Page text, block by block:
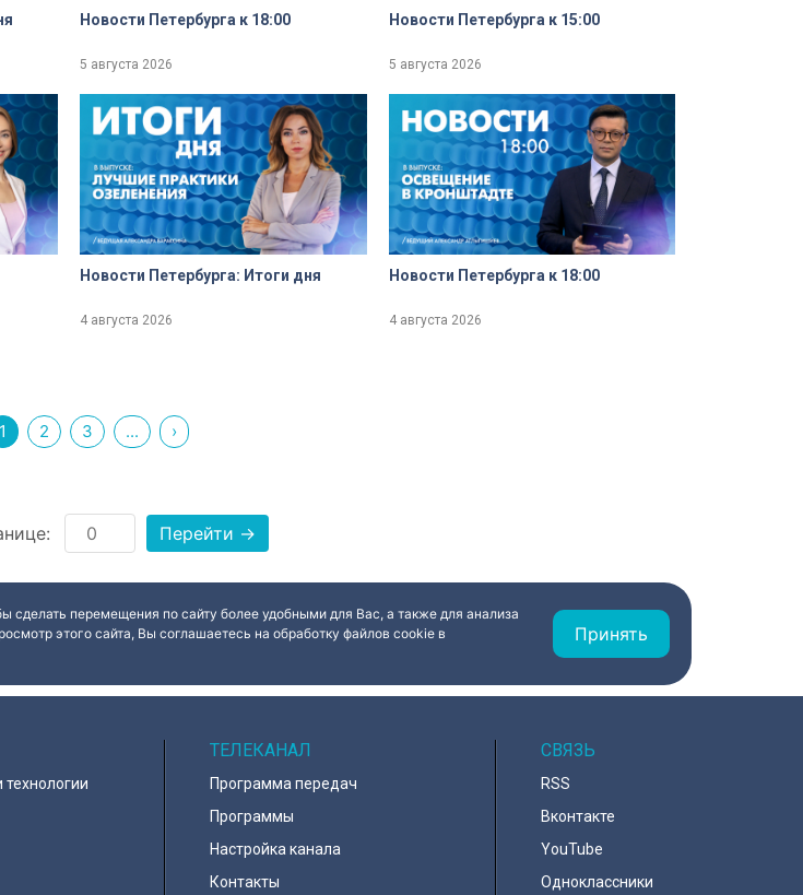
Новости Петербурга к 18:00
5 августа 2026
Новости Петербурга к 15:00
5 августа 2026
Новости Петербурга: Итоги дня
4 августа 2026
Новости Петербурга к 18:00
4 августа 2026
1 2 3 ... ›
Перейти →
перемещения по сайту более удобными для Вас, а также для анализа
этого сайта, Вы соглашаетесь на обработку файлов cookie в
Принять
технологии
ТЕЛЕКАНАЛ
Программа передач
Программы
Настройка канала
Контакты
СВЯЗЬ
RSS
Вконтакте
YouTube
Одноклассники